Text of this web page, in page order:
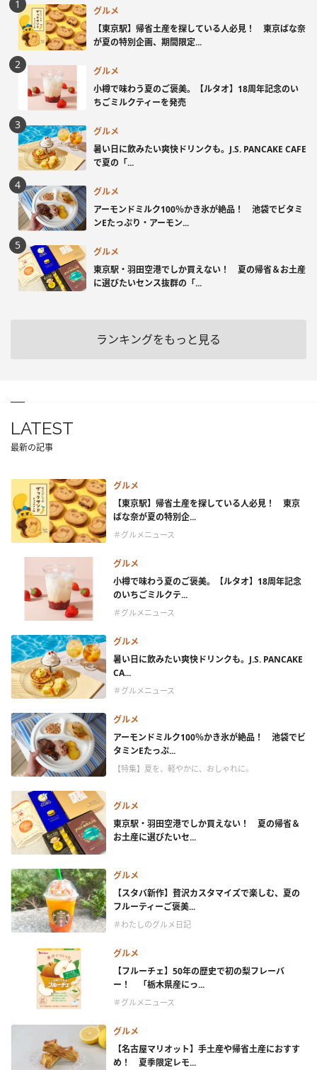
グルメ
【東京駅】帰省土産を探している人必見！ 東京ばな奈
が夏の特別企画、期間限定...
グルメ
小樽で味わう夏のご褒美。【ルタオ】18周年記念のい
ちごミルクティーを発売
グルメ
暑い日に飲みたい爽快ドリンクも。J.S. PANCAKE CAFE
で夏の「...
グルメ
アーモンドミルク100％かき氷が絶品！ 池袋でビタミ
ンEたっぷり・アーモン...
グルメ
東京駅・羽田空港でしか買えない！ 夏の帰省＆お土産
に選びたいセンス抜群の「...
ランキングをもっと見る
LATEST
最新の記事
グルメ
【東京駅】帰省土産を探している人必見！ 東京
ばな奈が夏の特別企...
＃グルメニュース
グルメ
小樽で味わう夏のご褒美。【ルタオ】18周年記念
のいちごミルクテ...
＃グルメニュース
グルメ
暑い日に飲みたい爽快ドリンクも。J.S. PANCAKE
CA...
＃グルメニュース
グルメ
アーモンドミルク100％かき氷が絶品！ 池袋でビ
タミンEたっぷ...
【特集】夏を、軽やかに、おしゃれに。
グルメ
東京駅・羽田空港でしか買えない！ 夏の帰省＆
お土産に選びたいセ...
グルメ
【スタバ新作】贅沢カスタマイズで楽しむ、夏の
フルーティーご褒美...
＃わたしのグルメ日記
グルメ
【フルーチェ】50年の歴史で初の梨フレーバ
ー！ 「栃木県産にっ...
＃グルメニュース
グルメ
【名古屋マリオット】手土産や帰省土産におすす
め！ 夏季限定レモ...